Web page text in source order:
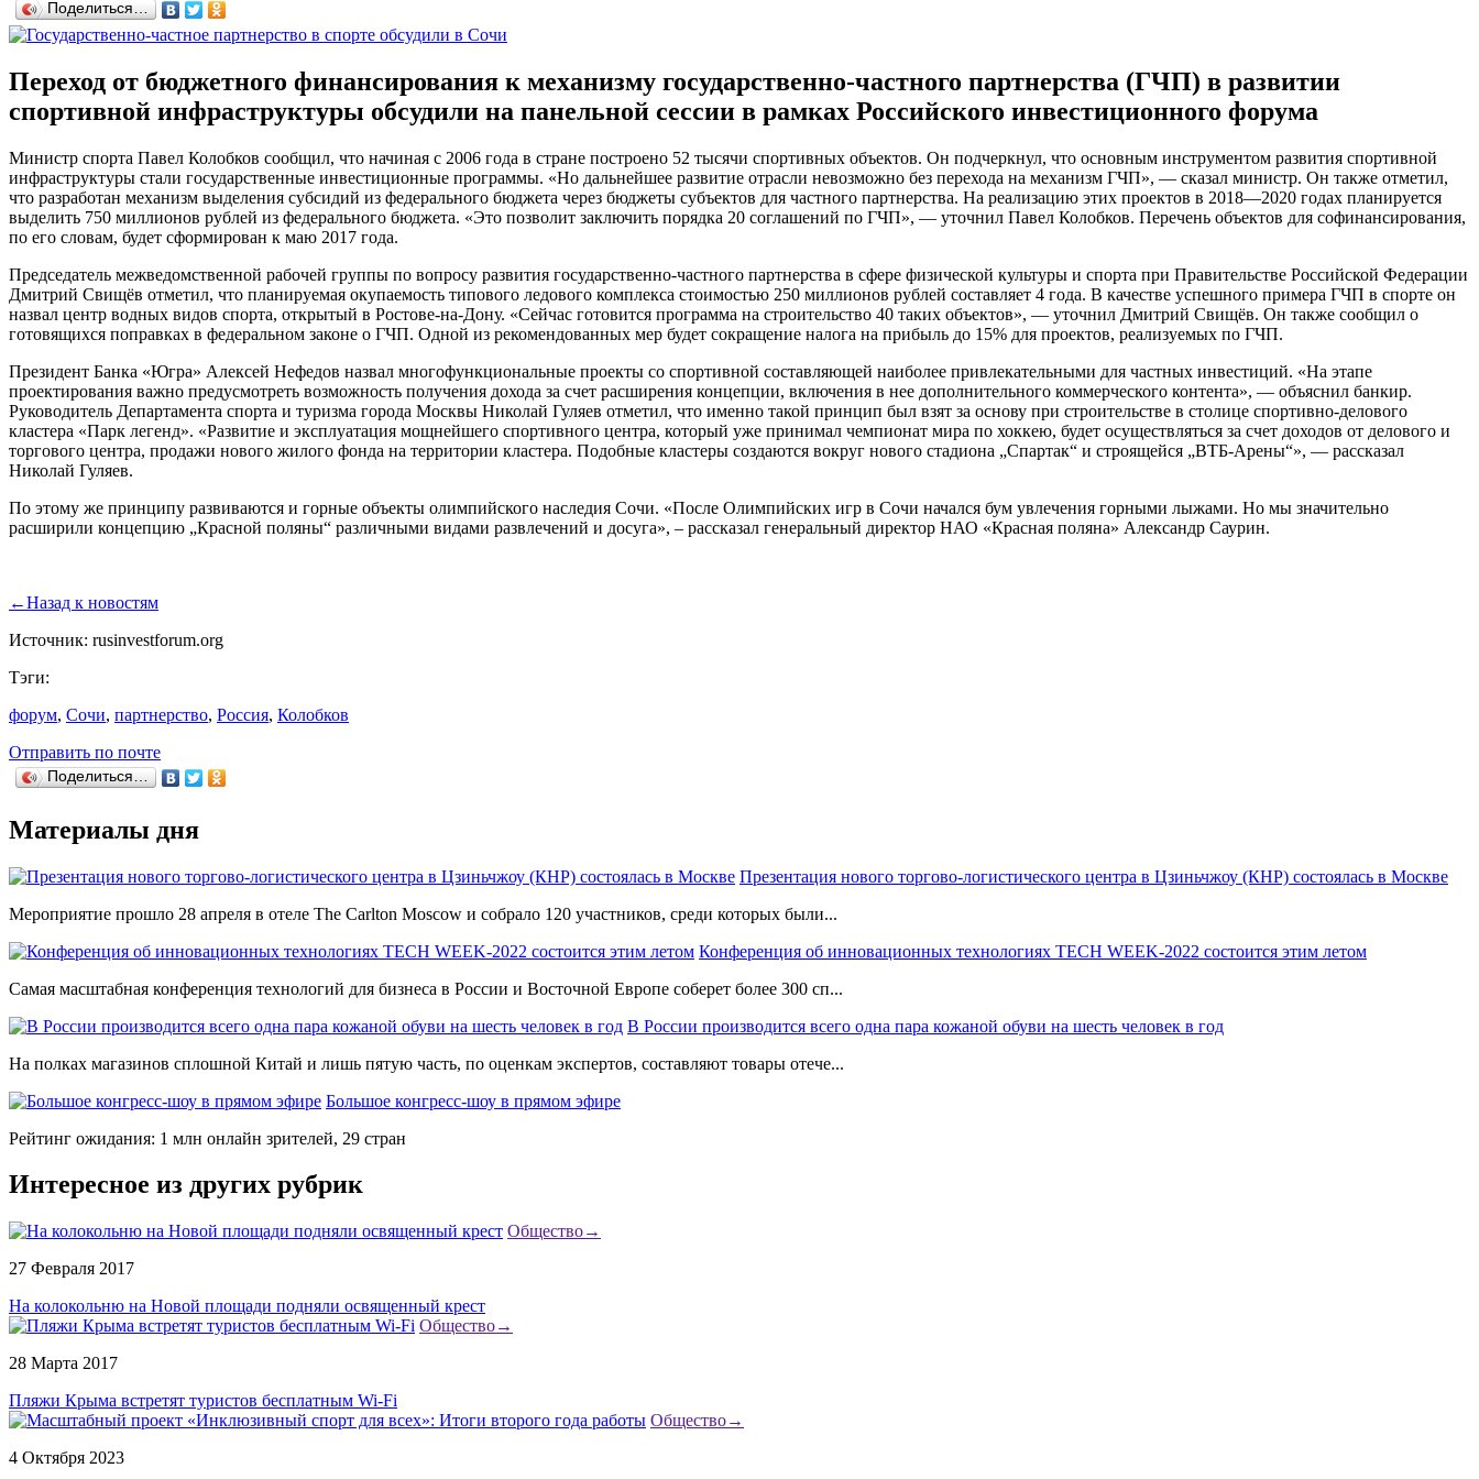
Поделиться…
Переход от бюджетного финансирования к механизму государственно-частного партнерства (ГЧП) в развитии
спортивной инфраструктуры обсудили на панельной сессии в рамках Российского инвестиционного форума
Министр спорта Павел Колобков сообщил, что начиная с 2006 года в стране построено 52 тысячи спортивных объектов. Он подчеркнул, что основным инструментом развития спортивной
инфраструктуры стали государственные инвестиционные программы. «Но дальнейшее развитие отрасли невозможно без перехода на механизм ГЧП», — сказал министр. Он также отметил,
что разработан механизм выделения субсидий из федерального бюджета через бюджеты субъектов для частного партнерства. На реализацию этих проектов в 2018—2020 годах планируется
выделить 750 миллионов рублей из федерального бюджета. «Это позволит заключить порядка 20 соглашений по ГЧП», — уточнил Павел Колобков. Перечень объектов для софинансирования,
по его словам, будет сформирован к маю 2017 года.
Председатель межведомственной рабочей группы по вопросу развития государственно-частного партнерства в сфере физической культуры и спорта при Правительстве Российской Федерации
Дмитрий Свищёв отметил, что планируемая окупаемость типового ледового комплекса стоимостью 250 миллионов рублей составляет 4 года. В качестве успешного примера ГЧП в спорте он
назвал центр водных видов спорта, открытый в Ростове-на-Дону. «Сейчас готовится программа на строительство 40 таких объектов», — уточнил Дмитрий Свищёв. Он также сообщил о
готовящихся поправках в федеральном законе о ГЧП. Одной из рекомендованных мер будет сокращение налога на прибыль до 15% для проектов, реализуемых по ГЧП.
Президент Банка «Югра» Алексей Нефедов назвал многофункциональные проекты со спортивной составляющей наиболее привлекательными для частных инвестиций. «На этапе
проектирования важно предусмотреть возможность получения дохода за счет расширения концепции, включения в нее дополнительного коммерческого контента», — объяснил банкир.
Руководитель Департамента спорта и туризма города Москвы Николай Гуляев отметил, что именно такой принцип был взят за основу при строительстве в столице спортивно-делового
кластера «Парк легенд». «Развитие и эксплуатация мощнейшего спортивного центра, который уже принимал чемпионат мира по хоккею, будет осуществляться за счет доходов от делового и
торгового центра, продажи нового жилого фонда на территории кластера. Подобные кластеры создаются вокруг нового стадиона „Спартак“ и строящейся „ВТБ-Арены“», — рассказал
Николай Гуляев.
По этому же принципу развиваются и горные объекты олимпийского наследия Сочи. «После Олимпийских игр в Сочи начался бум увлечения горными лыжами. Но мы значительно
расширили концепцию „Красной поляны“ различными видами развлечений и досуга», – рассказал генеральный директор НАО «Красная поляна» Александр Саурин.
←Назад к новостям
Источник: rusinvestforum.org
Тэги:
форум, Сочи, партнерство, Россия, Колобков
Отправить по почте
Поделиться…
Материалы дня
Презентация нового торгово-логистического центра в Цзиньчжоу (КНР) состоялась в Москве
Мероприятие прошло 28 апреля в отеле The Carlton Moscow и собрало 120 участников, среди которых были...
Конференция об инновационных технологиях TECH WEEK-2022 состоится этим летом
Самая масштабная конференция технологий для бизнеса в России и Восточной Европе соберет более 300 сп...
В России производится всего одна пара кожаной обуви на шесть человек в год
На полках магазинов сплошной Китай и лишь пятую часть, по оценкам экспертов, составляют товары отече...
Большое конгресс-шоу в прямом эфире
Рейтинг ожидания: 1 млн онлайн зрителей, 29 стран
Интересное из других рубрик
Общество→
27 Февраля 2017
На колокольню на Новой площади подняли освященный крест
Общество→
28 Марта 2017
Пляжи Крыма встретят туристов бесплатным Wi-Fi
Общество→
4 Октября 2023